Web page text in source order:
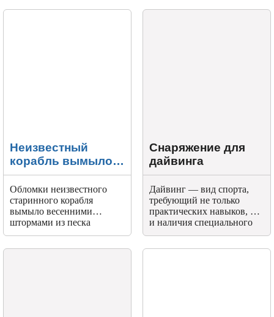
Неизвестный
корабль вымыло
из песка в Анапе
Обломки неизвестного
старинного корабля
вымыло весенними
штормами из песка
недалеко от берега.
Снаряжение для
дайвинга
Дайвинг — вид спорта,
требующий не только
практических навыков, но
и наличия специального
оборудования. Какое